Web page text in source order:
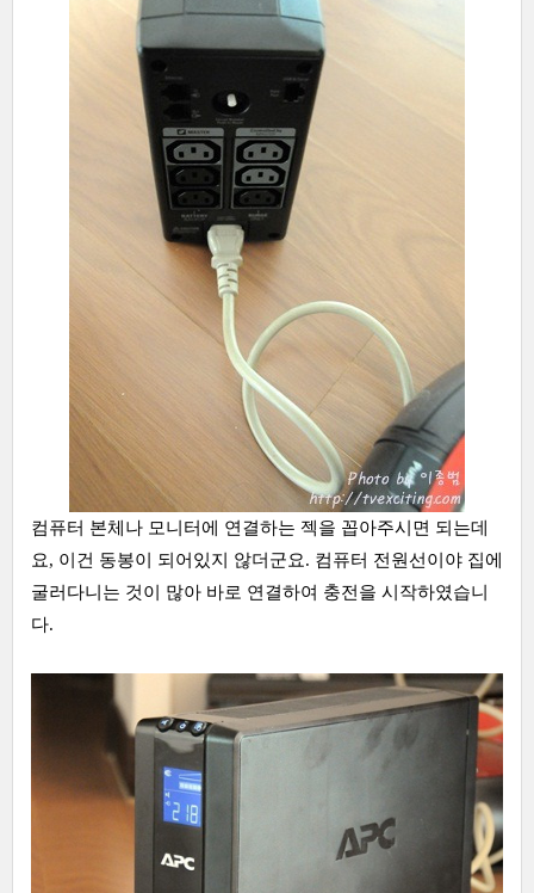
컴퓨터 본체나 모니터에 연결하는 젝을 꼽아주시면 되는데
요, 이건 동봉이 되어있지 않더군요. 컴퓨터 전원선이야 집에
굴러다니는 것이 많아 바로 연결하여 충전을 시작하였습니
다.